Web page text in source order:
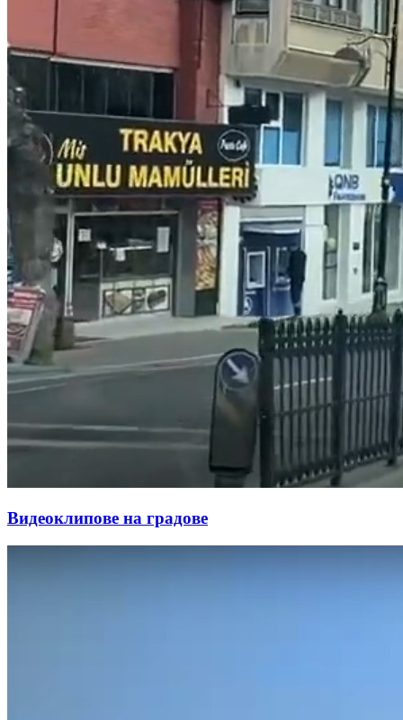
Видеоклипове на градове